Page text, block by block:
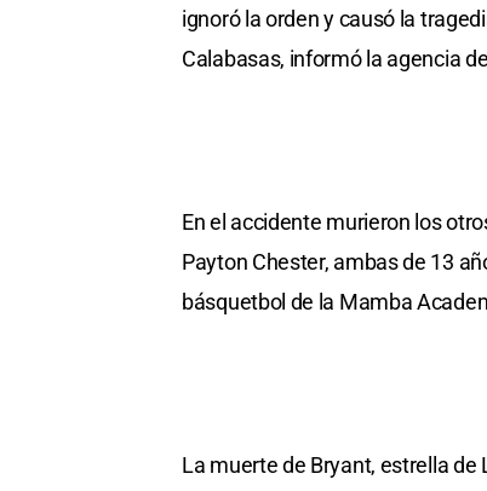
ignoró la orden y causó la
Calabasas, informó la agencia
En el accidente murieron los
Payton Chester, ambas de 13
básquetbol de la Mamba
La muerte de Bryant, estrella de